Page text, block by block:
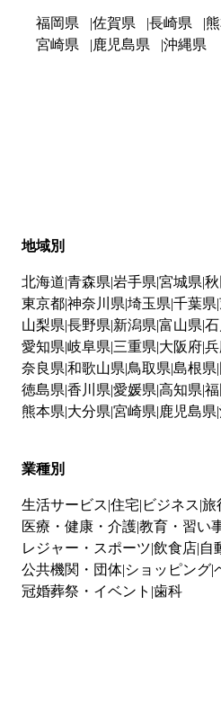
福岡県 佐賀県 長崎県
宮崎県
鹿児島県 沖縄県
地域別
北海道 青森県 岩手県 宮城県
東京都神奈川県 埼玉県 千葉県
山梨県 長野県 新潟県 富山県
愛知県 岐阜県 三重県 大阪府
奈良県 和歌山県 鳥取県 島根県
徳島県 香川県 愛媛県 高知県
熊本県 大分県 宮崎県 鹿児島県
業種別
生活サービス 住宅 ビジネス 旅
医療・健康・介護教育・習い
レジャー・スポーツ 飲食店 自
公共機関・団体 ショッピング
冠婚葬祭・イベント 歯科